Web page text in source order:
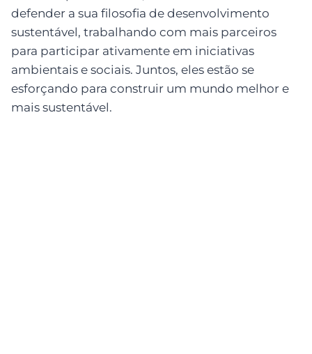
defender a sua filosofia de desenvolvimento
sustentável, trabalhando com mais parceiros
para participar ativamente em iniciativas
ambientais e sociais. Juntos, eles estão se
esforçando para construir um mundo melhor e
mais sustentável.